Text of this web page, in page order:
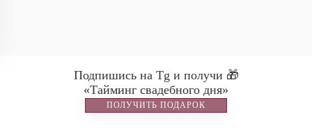
Подпишись на Tg и получи 🎁
«Тайминг свадебного дня»
ПОЛУЧИТЬ ПОДАРОК